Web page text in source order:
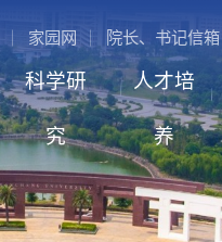
家园网 院长、书记信箱
科学研
究
人才培
养